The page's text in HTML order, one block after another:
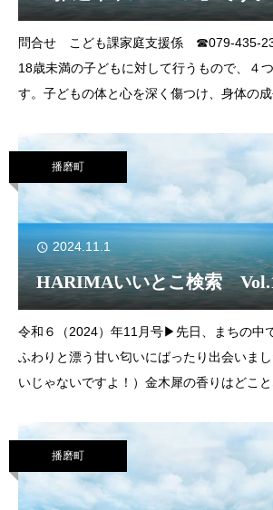
問合せ こども課家庭支援係
18歳未満の子どもに対して行うもので、４
す。子どもの体と心を深く傷つけ、身体の成
す。子どもたちが健やかに育
播磨町
2024.11.1
HARIMAいいとこ検索
令和６（2024）年11月号▶先日、まちの中
ふわりと漂う甘い匂いにばったり出会いま
いじゃないですよ！）金木犀の香りはどこと
なくなっていくカレンダーを見ると歳月
播磨町